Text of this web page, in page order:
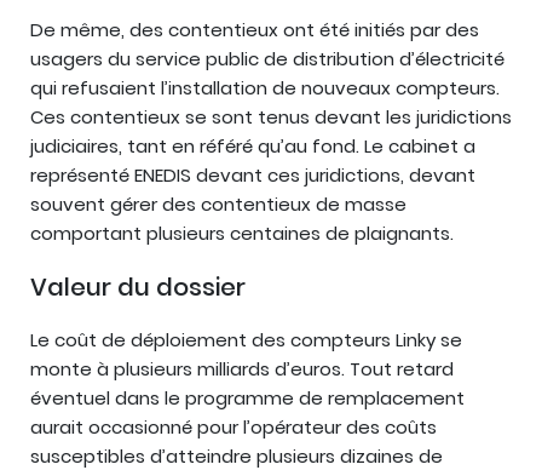
De même, des contentieux ont été initiés par des
usagers du service public de distribution d’électricité
qui refusaient l’installation de nouveaux compteurs.
Ces contentieux se sont tenus devant les juridictions
judiciaires, tant en référé qu’au fond. Le cabinet a
représenté ENEDIS devant ces juridictions, devant
souvent gérer des contentieux de masse
comportant plusieurs centaines de plaignants.
Valeur du dossier
Le coût de déploiement des compteurs Linky se
monte à plusieurs milliards d’euros. Tout retard
éventuel dans le programme de remplacement
aurait occasionné pour l’opérateur des coûts
susceptibles d’atteindre plusieurs dizaines de